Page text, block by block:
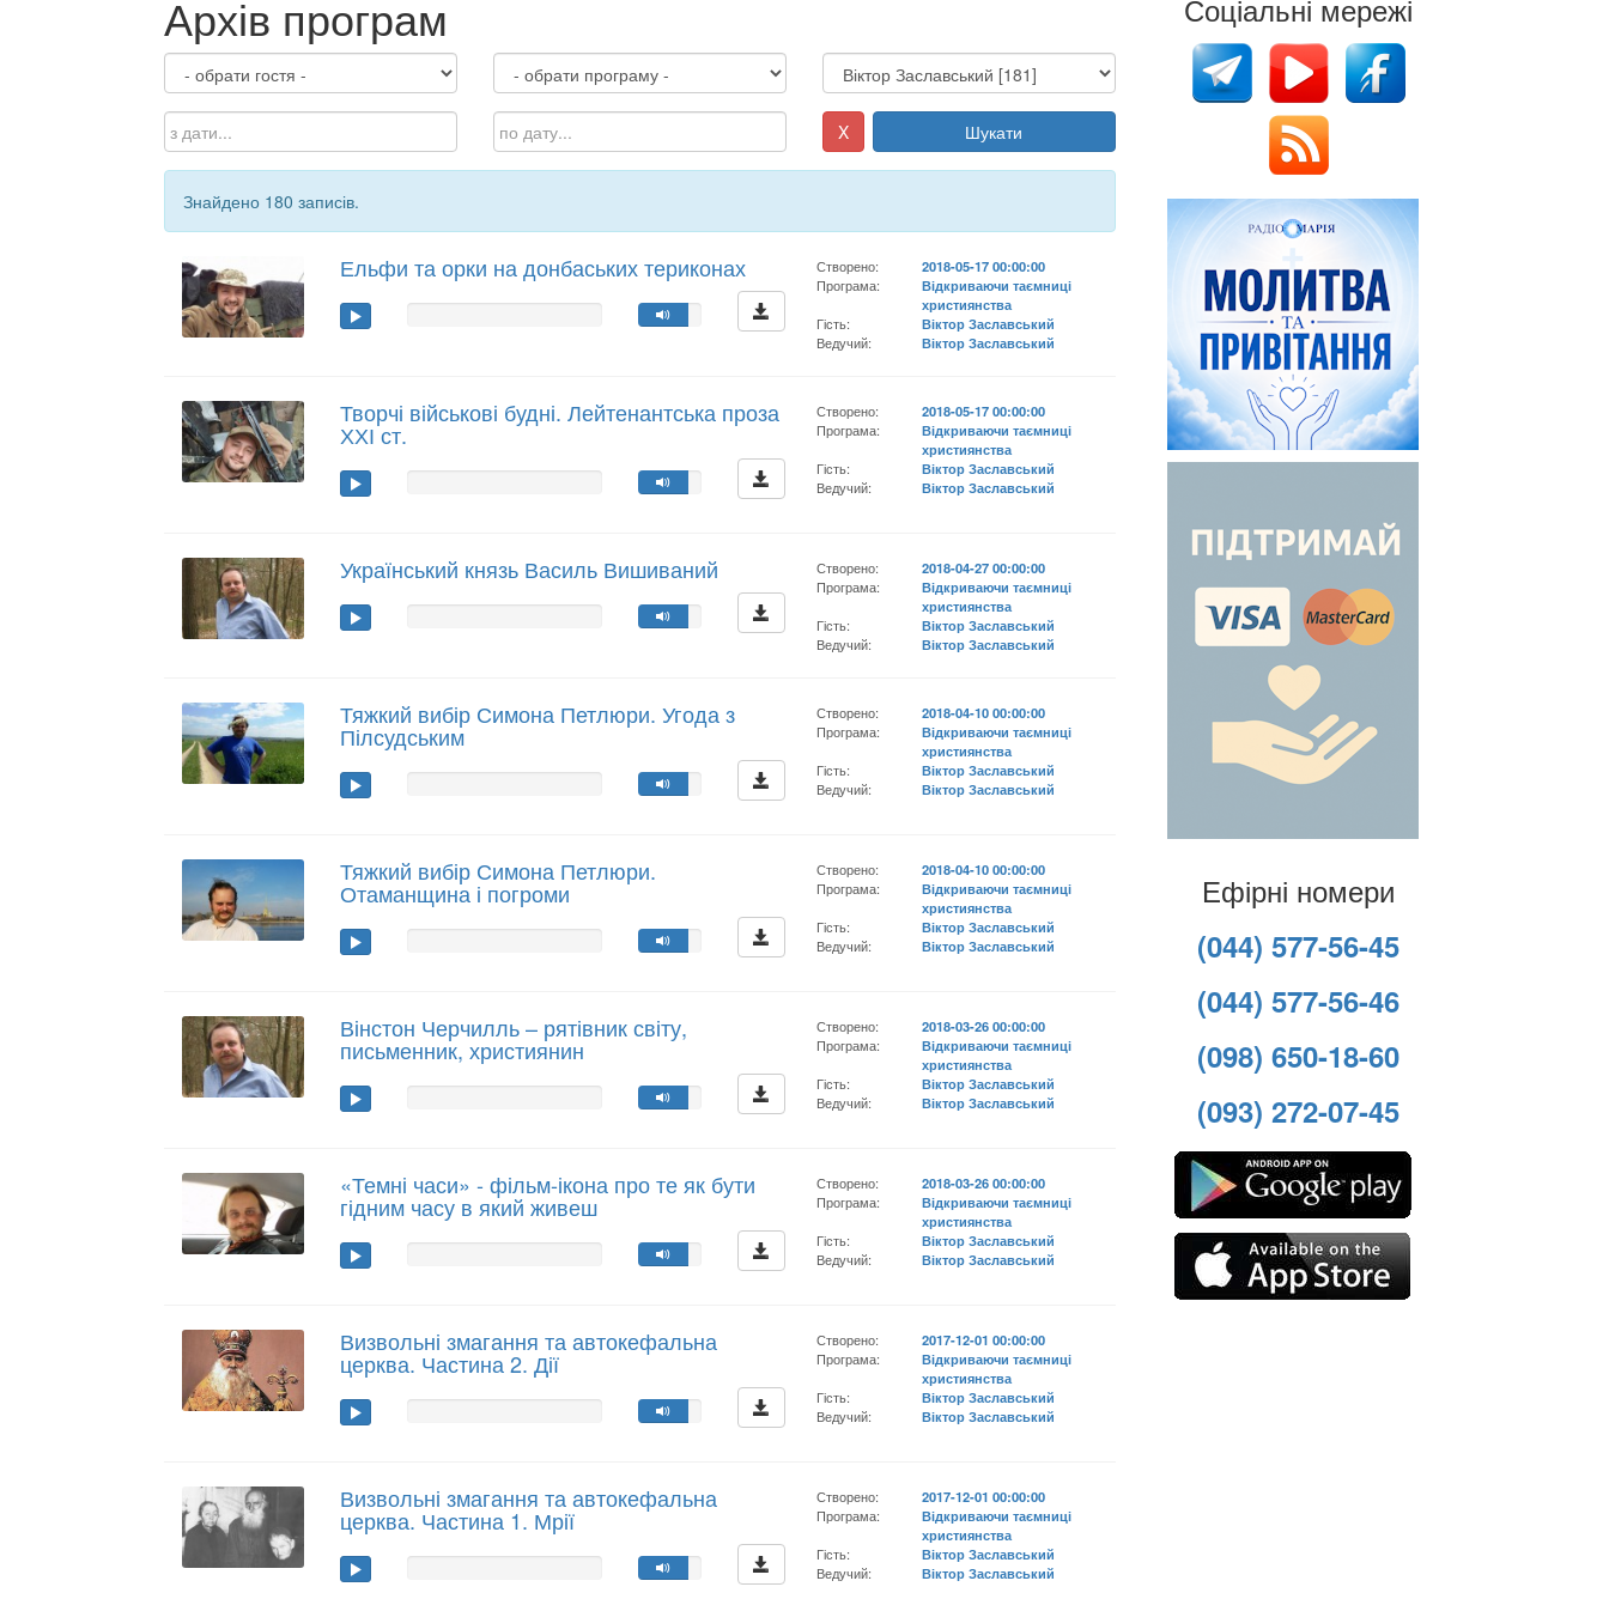
Архів програм
X Шукати
Знайдено 180 записів.
Ельфи та орки на донбаських териконах Створено:
2018-05-17 00:00:00
Програма:
Відкриваючи таємниці
християнства
Гість:
Віктор Заславський
Ведучий:
Віктор Заславський
Творчі військові будні. Лейтенантська проза
ХХІ ст.
Створено:
2018-05-17 00:00:00
Програма:
Відкриваючи таємниці
християнства
Гість:
Віктор Заславський
Ведучий:
Віктор Заславський
Український князь Василь Вишиваний Створено:
2018-04-27 00:00:00
Програма:
Відкриваючи таємниці
християнства
Гість:
Віктор Заславський
Ведучий:
Віктор Заславський
Тяжкий вибір Симона Петлюри. Угода з
Пілсудським
Створено:
2018-04-10 00:00:00
Програма:
Відкриваючи таємниці
християнства
Гість:
Віктор Заславський
Ведучий:
Віктор Заславський
Тяжкий вибір Симона Петлюри.
Отаманщина і погроми
Створено:
2018-04-10 00:00:00
Програма:
Відкриваючи таємниці
християнства
Гість:
Віктор Заславський
Ведучий:
Віктор Заславський
Вінстон Черчилль – рятівник світу,
письменник, християнин
Створено:
2018-03-26 00:00:00
Програма:
Відкриваючи таємниці
християнства
Гість:
Віктор Заславський
Ведучий:
Віктор Заславський
«Темні часи» - фільм-ікона про те як бути
гідним часу в який живеш
Створено:
2018-03-26 00:00:00
Програма:
Відкриваючи таємниці
християнства
Гість:
Віктор Заславський
Ведучий:
Віктор Заславський
Визвольні змагання та автокефальна
церква. Частина 2. Дії
Створено:
2017-12-01 00:00:00
Програма:
Відкриваючи таємниці
християнства
Гість:
Віктор Заславський
Ведучий:
Віктор Заславський
Визвольні змагання та автокефальна
церква. Частина 1. Мрії
Створено:
2017-12-01 00:00:00
Програма:
Відкриваючи таємниці
християнства
Гість:
Віктор Заславський
Ведучий:
Віктор Заславський
Соціальні мережі
Ефірні номери
(044) 577-56-45
(044) 577-56-46
(098) 650-18-60
(093) 272-07-45